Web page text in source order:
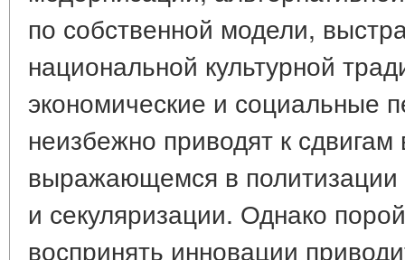
по собственной модели,
национальной культурной
экономические и социальные
неизбежно приводят к
выражающемся в политизации
и секуляризации. Однако
воспринять инновации